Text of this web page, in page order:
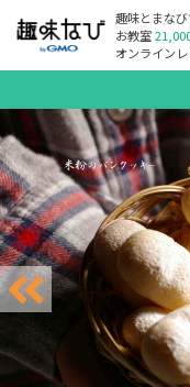
趣味とまな
お教室
オンライン